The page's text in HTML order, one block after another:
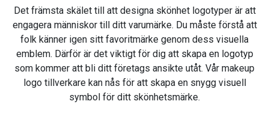
Det främsta skälet till att designa skönhet logotyper är att
engagera människor till ditt varumärke. Du måste förstå att
folk känner igen sitt favoritmärke genom dess visuella
emblem. Därför är det viktigt för dig att skapa en logotyp
som kommer att bli ditt företags ansikte utåt. Vår makeup
logo tillverkare kan nås för att skapa en snygg visuell
symbol för ditt skönhetsmärke.